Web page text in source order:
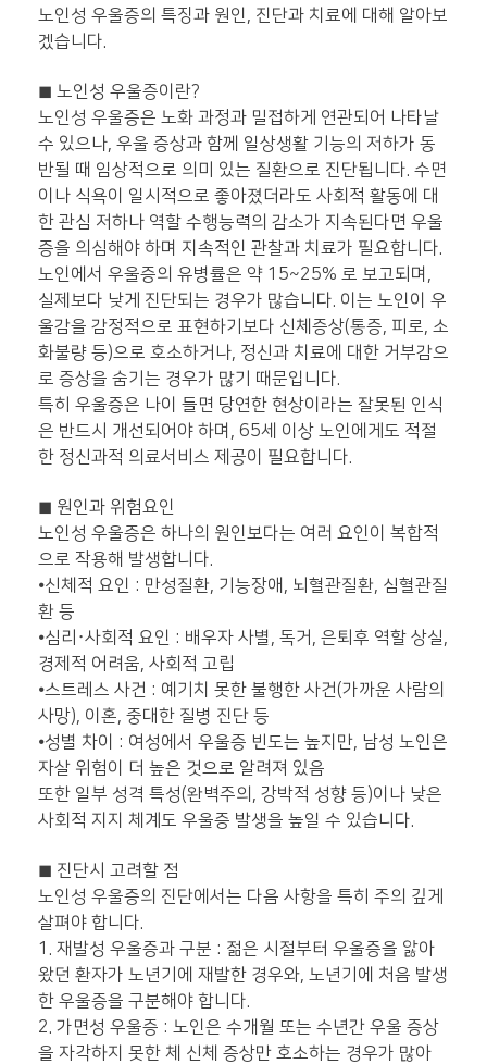
노인성 우울증의 특징과 원인, 진단과 치료에 대해 알아보
겠습니다.
◼ 노인성 우울증이란?
노인성 우울증은 노화 과정과 밀접하게 연관되어 나타날
수 있으나, 우울 증상과 함께 일상생활 기능의 저하가 동
반될 때 임상적으로 의미 있는 질환으로 진단됩니다. 수면
이나 식욕이 일시적으로 좋아졌더라도 사회적 활동에 대
한 관심 저하나 역할 수행능력의 감소가 지속된다면 우울
증을 의심해야 하며 지속적인 관찰과 치료가 필요합니다.
노인에서 우울증의 유병률은 약 15~25% 로 보고되며,
실제보다 낮게 진단되는 경우가 많습니다. 이는 노인이 우
울감을 감정적으로 표현하기보다 신체증상(통증, 피로, 소
화불량 등)으로 호소하거나, 정신과 치료에 대한 거부감으
로 증상을 숨기는 경우가 많기 때문입니다.
특히 우울증은 나이 들면 당연한 현상이라는 잘못된 인식
은 반드시 개선되어야 하며, 65세 이상 노인에게도 적절
한 정신과적 의료서비스 제공이 필요합니다.
◼ 원인과 위험요인
노인성 우울증은 하나의 원인보다는 여러 요인이 복합적
으로 작용해 발생합니다.
⦁신체적 요인 : 만성질환, 기능장애, 뇌혈관질환, 심혈관질
환 등
⦁심리·사회적 요인 : 배우자 사별, 독거, 은퇴후 역할 상실,
경제적 어려움, 사회적 고립
⦁스트레스 사건 : 예기치 못한 불행한 사건(가까운 사람의
사망), 이혼, 중대한 질병 진단 등
⦁성별 차이 : 여성에서 우울증 빈도는 높지만, 남성 노인은
자살 위험이 더 높은 것으로 알려져 있음
또한 일부 성격 특성(완벽주의, 강박적 성향 등)이나 낮은
사회적 지지 체계도 우울증 발생을 높일 수 있습니다.
◼ 진단시 고려할 점
노인성 우울증의 진단에서는 다음 사항을 특히 주의 깊게
살펴야 합니다.
1. 재발성 우울증과 구분 : 젊은 시절부터 우울증을 앓아
왔던 환자가 노년기에 재발한 경우와, 노년기에 처음 발생
한 우울증을 구분해야 합니다.
2. 가면성 우울증 : 노인은 수개월 또는 수년간 우울 증상
을 자각하지 못한 체 신체 증상만 호소하는 경우가 많아